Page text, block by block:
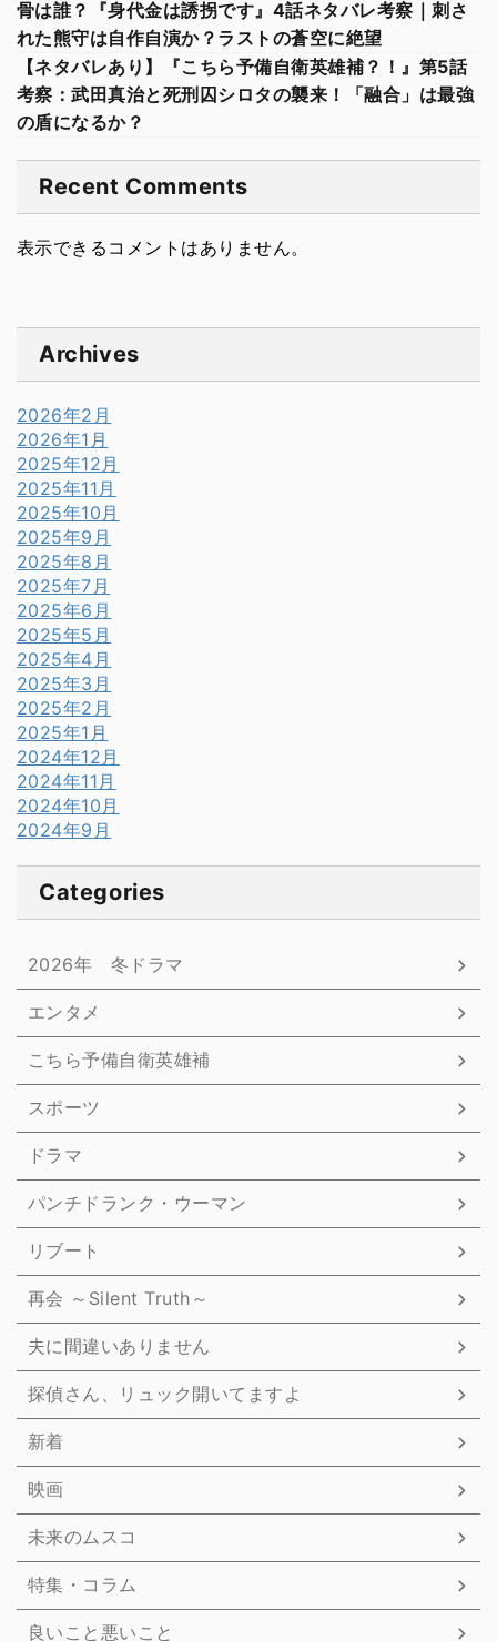
骨は誰？『身代金は誘拐です』4話ネタバレ考察｜刺さ
れた熊守は自作自演か？ラストの蒼空に絶望
【ネタバレあり】『こちら予備自衛英雄補？！』第5話
考察：武田真治と死刑囚シロタの襲来！「融合」は最強
の盾になるか？
Recent Comments
表示できるコメントはありません。
Archives
2026年2月
2026年1月
2025年12月
2025年11月
2025年10月
2025年9月
2025年8月
2025年7月
2025年6月
2025年5月
2025年4月
2025年3月
2025年2月
2025年1月
2024年12月
2024年11月
2024年10月
2024年9月
Categories
2026年 冬ドラマ
エンタメ
こちら予備自衛英雄補
スポーツ
ドラマ
パンチドランク・ウーマン
リブート
再会 ～Silent Truth～
夫に間違いありません
探偵さん、リュック開いてますよ
新着
映画
未来のムスコ
特集・コラム
良いこと悪いこと